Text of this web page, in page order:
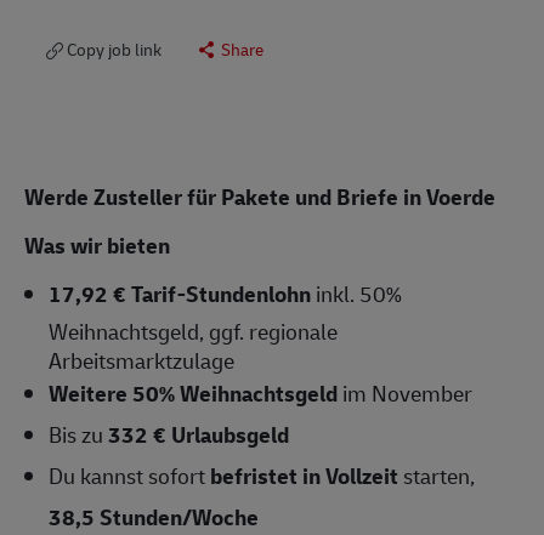
Copy job link Share
WerdeZustellerfür Pakete und Briefe in Voerde
Was wir bieten
17,92 € Tarif-Stundenlohninkl. 50%
Weihnachtsgeld, ggf. regionale
Arbeitsmarktzulage
Weitere 50% Weihnachtsgeldim November
Bis zu332 € Urlaubsgeld
Du kannst sofortbefristet in Vollzeit starten,
38,5 Stunden/Woche